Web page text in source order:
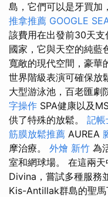
島，它們可以是牙買加
推拿推薦 GOOGLE
該費用在出發前30天支
國家，它與天空的純藍
寬敞的現代空間，豪華
世界階級表演可確保放
大型游泳池，百老匯劇
字操作 SPA健康以及
供了特殊的放鬆。 記
筋膜放鬆推薦 AUREA
摩治療。 外燴 新竹 為
室和網球場。 在這兩
Divina，嘗試多種服務
Kis-Antillak群島的聖馬